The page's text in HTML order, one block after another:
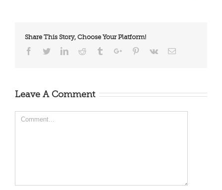
Share This Story, Choose Your Platform!
Facebook
TwitterLinkedinReddit TumblrGoogle+Pinterest
Vk Email
Leave A Comment
Comment